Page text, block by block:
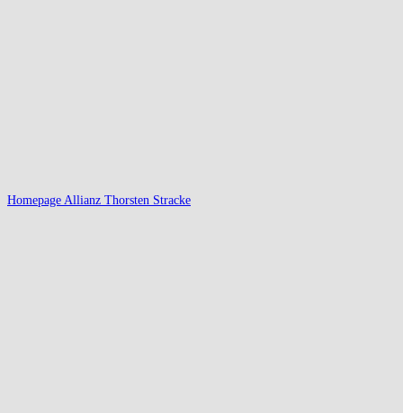
Homepage Allianz Thorsten Stracke